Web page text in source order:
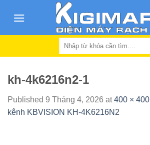
Search
kh-4k6216n2-1
Published 9 Tháng 4, 2026 at400 × 400
kênh KBVISION KH-4K6216N2